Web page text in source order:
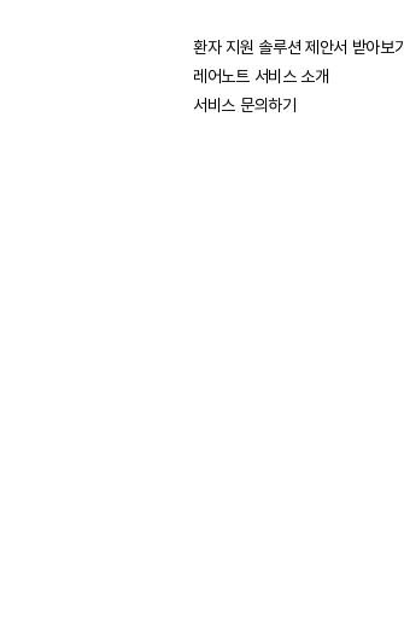
환자 지원 솔루션 제안서 받아보기
레어노트 서비스 소개
서비스 문의하기